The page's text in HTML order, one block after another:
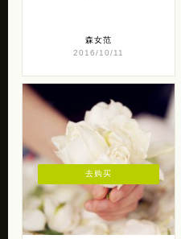
森女范
2016/10/11
去购买